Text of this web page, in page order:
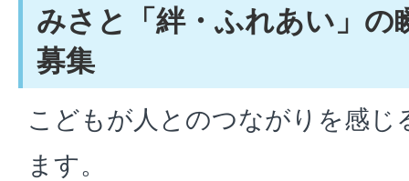
みさと「絆・ふれあい」の
募集
こどもが人とのつながりを感じ
ます。